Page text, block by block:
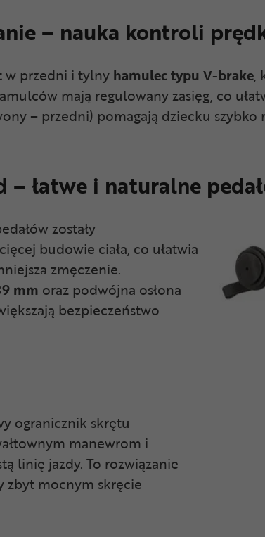
– nauka kontroli
w przedni i tylny hamulec typu V-brake,
mają regulowany zasięg, co
– przedni) pomagają dziecku
– łatwe i naturalne
zostały
budowie ciała, co ułatwia
zmęczenie.
mm oraz podwójna osłona
bezpieczeństwo
ogranicznik skrętu
manewrom i
linię jazdy. To rozwiązanie
zbyt mocnym skręcie